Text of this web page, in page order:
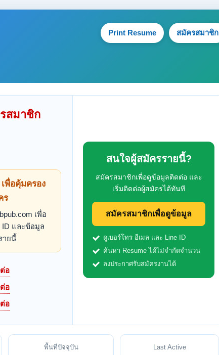
Print Resume สมัครสมาชิก
สมาชิก
พื่อคุ้มครอง
ร
เพื่อ
ID และข้อมูล
ายนี้
อ
อ
อ
สนใจผู้สมัครรายนี้?
สมัครสมาชิกเพื่อดูข้อมูลติดต่อ และ
เริ่มติดต่อผู้สมัครได้ทันที
สมัครสมาชิกเพื่อดูข้อมูล
ดูเบอร์โทร อีเมล และ Line ID
ค้นหา Resume ได้ไม่จำกัดจำนวน
ลงประกาศรับสมัครงานได้
พื้นที่ปัจจุบัน Last Active